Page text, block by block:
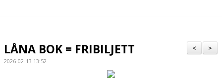
MEDLEM
>
<
LÅNA BOK = FRIBILJETT
2026-02-13 13:52